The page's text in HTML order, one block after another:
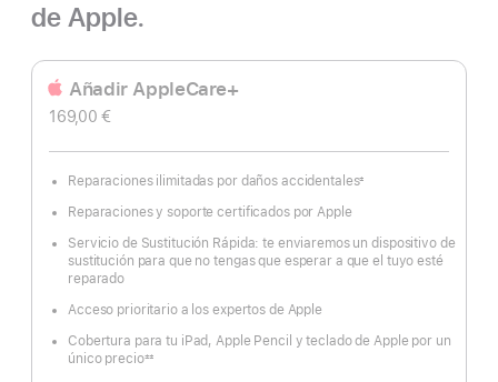
de Apple.
Añadir AppleCare+
169,00 €
Reparaciones ilimitadas por daños accidentales
Nota
pie
±
Reparaciones y soporte certificados por Apple
Servicio de Sustitución Rápida: te enviaremos un dispositivo de
sustitución para que no tengas que esperar a que el tuyo esté
reparado
Acceso prioritario a los expertos de Apple
Cobertura para tu iPad, Apple Pencil y teclado de Apple por un
único precio±±